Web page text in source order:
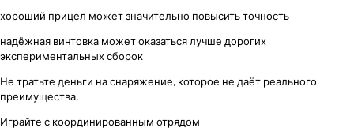
хороший прицел может значительно повысить точность
надёжная винтовка может оказаться лучше дорогих
экспериментальных сборок
Не тратьте деньги на снаряжение, которое не даёт реального
преимущества.
Играйте с координированным отрядом